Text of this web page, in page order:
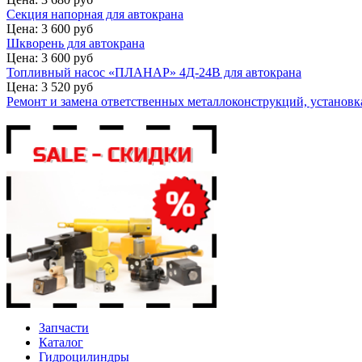
Секция напорная для автокрана
Цена: 3 600 руб
Шкворень для автокрана
Цена: 3 600 руб
Топливный насос «ПЛАНАР» 4Д-24В для автокрана
Цена: 3 520 руб
Ремонт и замена ответственных металлоконструкций,
Запчасти
Каталог
Гидроцилиндры